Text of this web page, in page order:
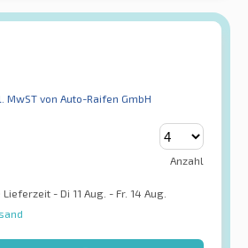
MwST von Auto-Raifen GmbH
Anzahl
- Di 11 Aug. - Fr. 14 Aug.